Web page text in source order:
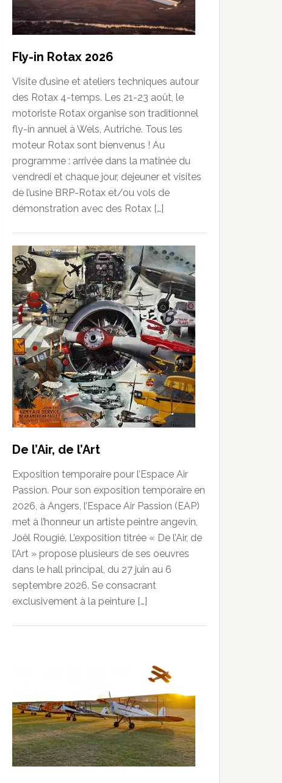
Fly-in Rotax 2026
Visite d’usine et ateliers techniques autour
des Rotax 4-temps. Les 21-23 août, le
motoriste Rotax organise son traditionnel
fly-in annuel à Wels, Autriche. Tous les
moteur Rotax sont bienvenus ! Au
programme : arrivée dans la matinée du
vendredi et chaque jour, dejeuner et visites
de l’usine BRP-Rotax et/ou vols de
démonstration avec des Rotax […]
De l’Air, de l’Art
Exposition temporaire pour l’Espace Air
Passion. Pour son exposition temporaire en
2026, à Angers, l’Espace Air Passion (EAP)
met à l’honneur un artiste peintre angevin,
Joël Rougié. L’exposition titrée « De l’Air, de
l’Art » propose plusieurs de ses oeuvres
dans le hall principal, du 27 juin au 6
septembre 2026. Se consacrant
exclusivement à la peinture […]